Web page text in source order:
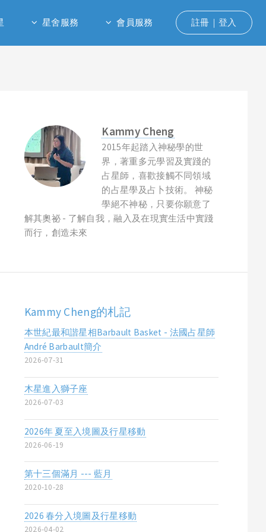
星舍服務 會員服務 註冊｜登入
Kammy Cheng
2015年起踏入神秘學的世
界，著重多元學習及實踐的
占星師，喜歡接觸不同領域
的占星學及占卜技術。 神秘
學絕不神秘，只要你願意了
解其奧祕 - 了解自我，融入及在現實生活中實踐
而行，創造未來
Kammy Cheng的札記
本世紀最和諧星相Barbault Basket - 法國占星師
André Barbault簡介
2026-07-31
木星進入獅子座
2026-07-03
2026年 夏至入境圖及行星移動
2026-06-19
第十三個滿月 --- 藍月
2020-10-28
2026 春分入境圖及行星移動
2026-04-02